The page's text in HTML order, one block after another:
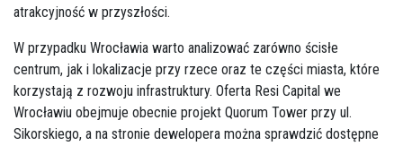
atrakcyjność w przyszłości.
W przypadku Wrocławia warto analizować zarówno ścisłe
centrum, jak i lokalizacje przy rzece oraz te części miasta, które
korzystają z rozwoju infrastruktury. Oferta Resi Capital we
Wrocławiu obejmuje obecnie projekt Quorum Tower przy ul.
Sikorskiego, a na stronie dewelopera można sprawdzić dostępne